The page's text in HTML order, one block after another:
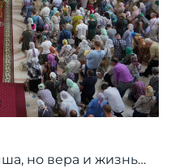
но вера и жизнь…